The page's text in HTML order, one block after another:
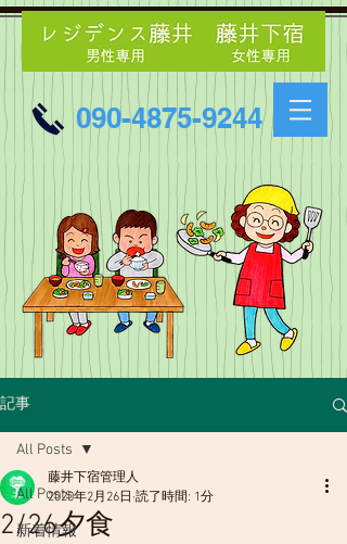
090-4875-9244
記事
All Posts
新着情報
All Posts
2/26夕食
藤井下宿管理人
2020年2月26日 読了時間: 1分